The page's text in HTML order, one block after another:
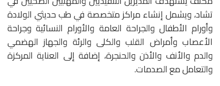
تشاد، ويشمل إنشاء مراكز متخصصة في طب حديثي الولادة
وأورام الأطفال والجراحة العامة والأورام النسائية وجراحة
الأعصاب وأمراض القلب والكلى والرئة والجهاز الهضمي
والدم والأنف والأذن والحنجرة، إضافة إلى العناية المركزة
والتعامل مع الصدمات.